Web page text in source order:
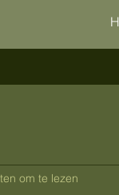
om te lezen